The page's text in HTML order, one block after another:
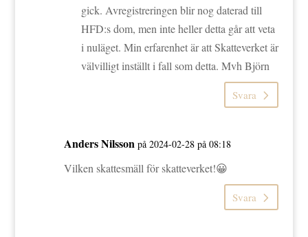
gick. Avregistreringen blir nog daterad till
HFD:s dom, men inte heller detta går att veta
i nuläget. Min erfarenhet är att Skatteverket är
välvilligt inställt i fall som detta. Mvh Björn
Svara
Anders Nilsson på 2024-02-28 på 08:18
Vilken skattesmäll för skatteverket!😀
Svara